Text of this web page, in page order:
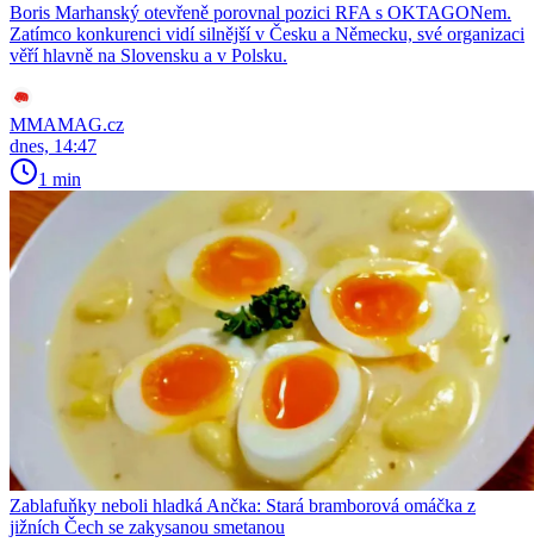
Boris Marhanský otevřeně porovnal pozici RFA s OKTAGONem.
Zatímco konkurenci vidí silnější v Česku a Německu, své organizaci
věří hlavně na Slovensku a v Polsku.
MMAMAG.cz
dnes, 14:47
1 min
Zablafuňky neboli hladká Ančka: Stará bramborová omáčka z
jižních Čech se zakysanou smetanou